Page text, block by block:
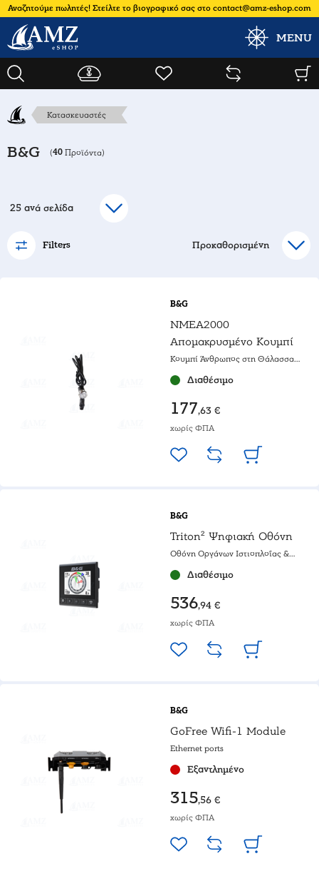
Αναζητούμε πωλητές! Στείλτε το βιογραφικό σας στο contact@amz-eshop.com
MENU
Κατασκευαστές
B&G (40 Προϊόντα)
Filters
B&G
NMEA2000
Απομακρυσμένο Κουμπί
Κουμπί Άνθρωπος στη Θάλασσα
Διαθέσιμο
177,63 €
χωρίς ΦΠΑ
B&G
Triton² Ψηφιακή Οθόνη
Οθόνη Οργάνων Ιστιοπλοΐας &
Διαθέσιμο
536,94 €
χωρίς ΦΠΑ
B&G
GoFree Wifi-1 Module
Ethernet ports
Εξαντλημένο
315,56 €
χωρίς ΦΠΑ